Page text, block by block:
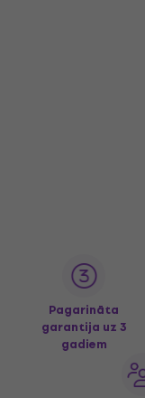
Pagarināta
garantija uz 3
gadiem